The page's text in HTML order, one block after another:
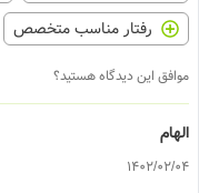
رفتار مناسب متخصص
موافق این دیدگاه هستید؟
الهام
1402/02/04